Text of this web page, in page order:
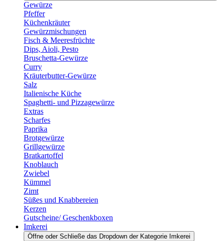
Gewürze
Pfeffer
Küchenkräuter
Gewürzmischungen
Fisch & Meeresfrüchte
Dips, Aioli, Pesto
Bruschetta-Gewürze
Curry
Kräuterbutter-Gewürze
Salz
Italienische Küche
Spaghetti- und Pizzagewürze
Extras
Scharfes
Paprika
Brotgewürze
Grillgewürze
Bratkartoffel
Knoblauch
Zwiebel
Kümmel
Zimt
Süßes und Knabbereien
Kerzen
Gutscheine/ Geschenkboxen
Imkerei
Öffne oder Schließe das Dropdown der Kategorie Imkerei